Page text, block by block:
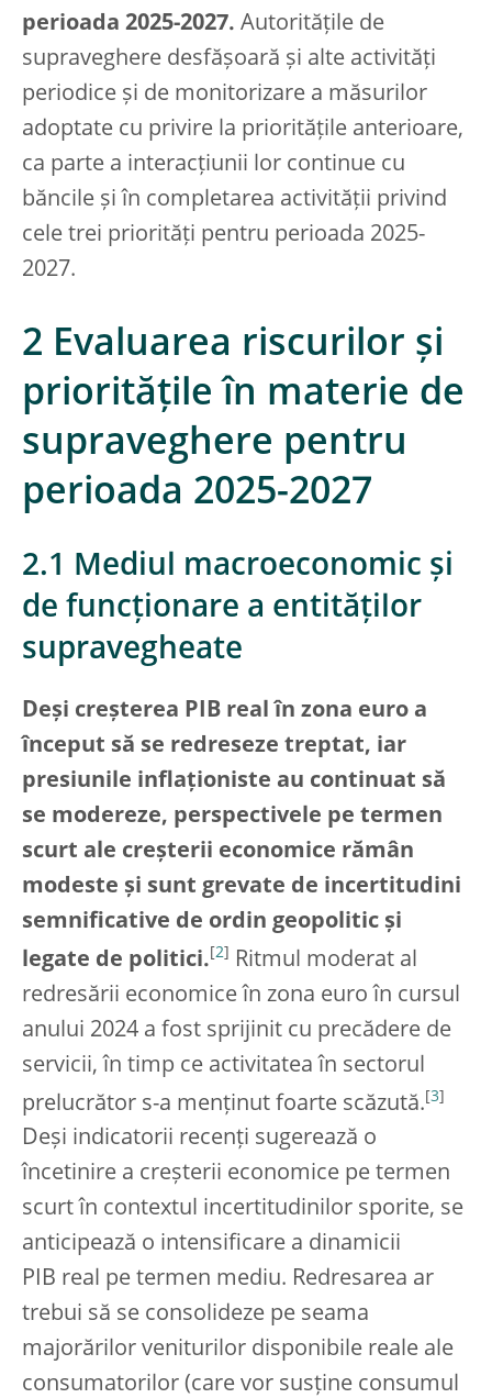
perioada 2025-2027. Autoritățile de
supraveghere desfășoară și alte activități
periodice și de monitorizare a măsurilor
adoptate cu privire la prioritățile anterioare,
ca parte a interacțiunii lor continue cu
băncile și în completarea activității privind
cele trei priorități pentru perioada 2025-
2027.
2 Evaluarea riscurilor și
prioritățile în materie de
supraveghere pentru
perioada 2025-2027
2.1 Mediul macroeconomic și
de funcționare a entităților
supravegheate
Deși creșterea PIB real în zona euro a
început să se redreseze treptat, iar
presiunile inflaționiste au continuat să
se modereze, perspectivele pe termen
scurt ale creșterii economice rămân
modeste și sunt grevate de incertitudini
semnificative de ordin geopolitic și
legate de politici. 2
Ritmul moderat al
redresării economice în zona euro în cursul
anului 2024 a fost sprijinit cu precădere de
servicii, în timp ce activitatea în sectorul
prelucrător s-a menținut foarte scăzută. [3]
Deși indicatorii recenți sugerează o
încetinire a creșterii economice pe termen
scurt în contextul incertitudinilor sporite, se
anticipează o intensificare a dinamicii
PIB real pe termen mediu. Redresarea ar
trebui să se consolideze pe seama
majorărilor veniturilor disponibile reale ale
consumatorilor (care vor susține consumul